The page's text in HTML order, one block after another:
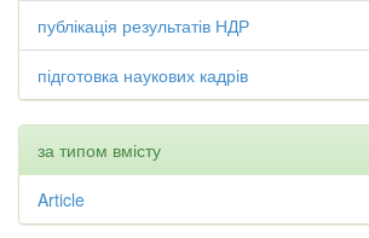
публікація результатів НДР
підготовка наукових кадрів
за типом вмісту
Article